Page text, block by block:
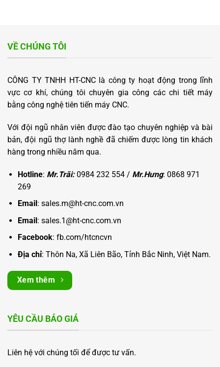
VỀ CHÚNG TÔI
CÔNG TY TNHH HT-CNC là công ty hoạt động trong lĩnh
vực cơ khí, chúng tôi chuyên gia công các chi tiết máy
bằng công nghệ tiên tiến máy CNC.
Với đội ngũ nhân viên được đào tạo chuyên nghiệp và bài
bản, đội ngũ thợ lành nghề đã chiếm được lòng tin khách
hàng trong nhiều năm qua.
Hotline: Mr.Trãi:0984 232 554 / Mr.Hưng: 0868 971
269
Email: sales.m@ht-cnc.com.vn
Email: sales.1@ht-cnc.com.vn
Facebook: fb.com/htcncvn
Địa chỉ: Thôn Na, Xã Liên Bão, Tỉnh Bắc Ninh, Việt Nam.
Xem thêm
YÊU CẦU BÁO GIÁ
Liên hệ với chúng tối để được tư vấn.